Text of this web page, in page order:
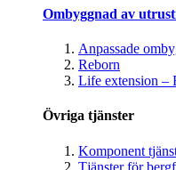
Ombyggnad av
Anpassade
Reborn
Life extension –
Övriga tjänster
Komponent
Tjänster för